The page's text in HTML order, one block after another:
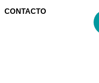
CONTACTO